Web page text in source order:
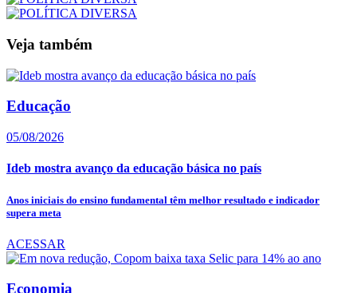
Veja também
Educação
05/08/2026
Ideb mostra avanço da educação básica no país
Anos iniciais do ensino fundamental têm melhor resultado e indicador
supera meta
ACESSAR
Economia